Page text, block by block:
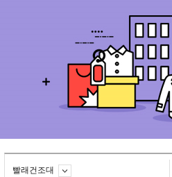
빨래건조대